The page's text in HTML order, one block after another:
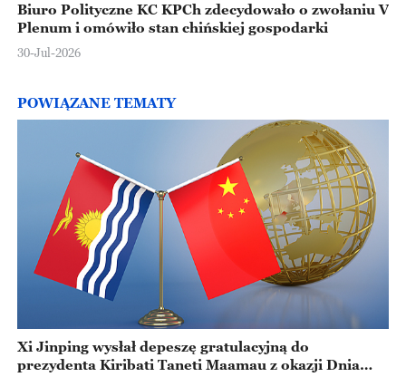
Biuro Polityczne KC KPCh zdecydowało o zwołaniu V
Plenum i omówiło stan chińskiej gospodarki
30-Jul-2026
POWIĄZANE TEMATY
Xi Jinping wysłał depeszę gratulacyjną do
prezydenta Kiribati Taneti Maamau z okazji Dnia